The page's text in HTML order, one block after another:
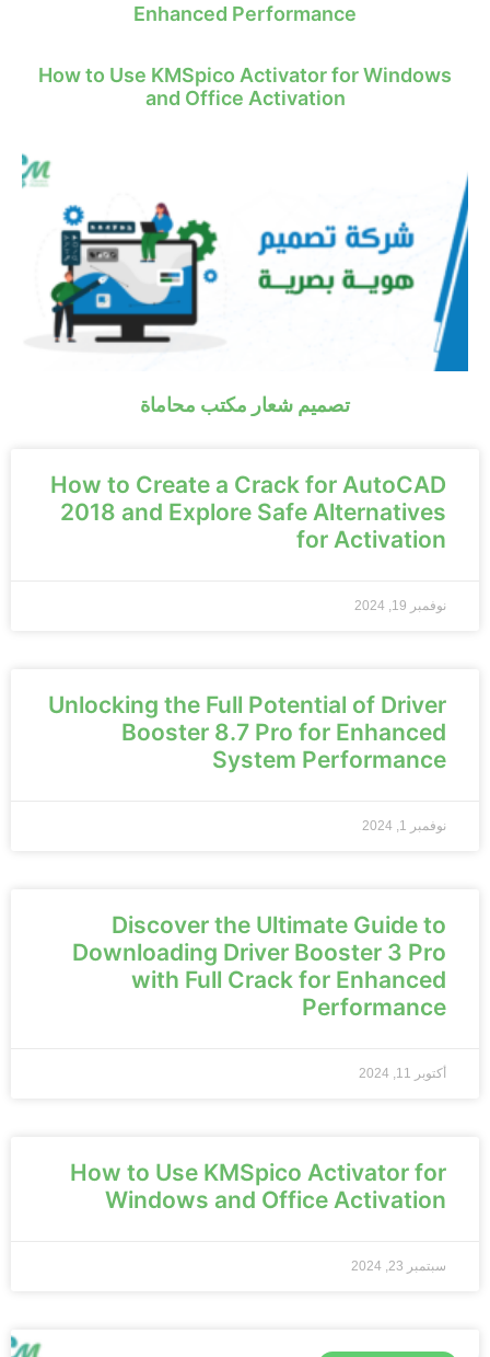
Enhanced Performance
How to Use KMSpico Activator for Windows
and Office Activation
تصميم شعار مكتب محاماة
How to Create a Crack for AutoCAD
2018 and Explore Safe Alternatives
for Activation
نوفمبر 19, 2024
Unlocking the Full Potential of Driver
Booster 8.7 Pro for Enhanced
System Performance
نوفمبر 1, 2024
Discover the Ultimate Guide to
Downloading Driver Booster 3 Pro
with Full Crack for Enhanced
Performance
أكتوبر 11, 2024
How to Use KMSpico Activator for
Windows and Office Activation
سبتمبر 23, 2024